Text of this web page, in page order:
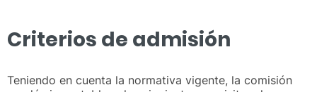
Criterios de admisión
Teniendo en cuenta la normativa vigente, la comisión